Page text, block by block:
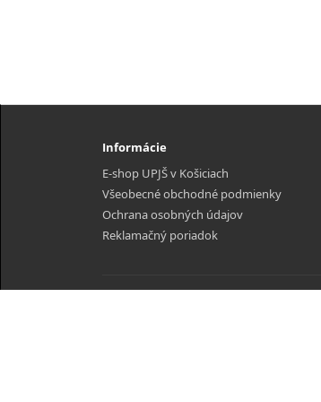
Informácie
E-shop UPJŠ v Košiciach
Všeobecné obchodné podmienky
Ochrana osobných údajov
Reklamačný poriadok